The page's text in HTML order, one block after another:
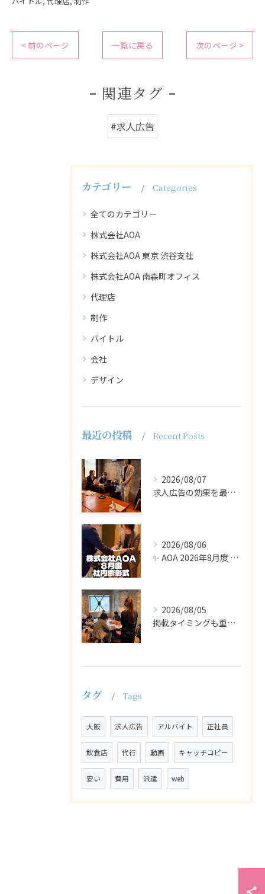
< 前のページ 一覧に戻る 次のページ >
関連タグ
#求人広告
カテゴリー Categories
全てのカテゴリー
株式会社AOA
株式会社AOA 東京 渋谷支社
株式会社AOA 南森町オフィス
代理店
制作
バイトル
会社
デザイン
最近の投稿 Recent Posts
2026/08/07
求人広告の効果を最大化するために最も重要なのは、掲載タイミン...
2026/08/06
✨ AOA 2026年8月度 表彰式レポート ✨
2026/08/05
掲載タイミングも重要で、業界動向や求職者の活動時期に合わせて...
タグ Tags
大阪 求人広告 アルバイト 正社員
飲食店 代行 動画 キャッチコピー
安い 費用 派遣 web